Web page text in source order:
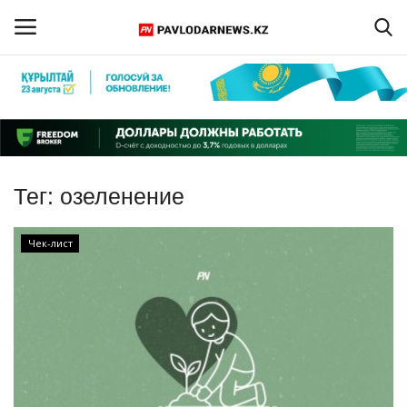
Регистрация
Главная
Обратная связь
ПАВЛОДАРСКАЯ ОБЛАСТЬ
Тег: озеленение
Чек-лист